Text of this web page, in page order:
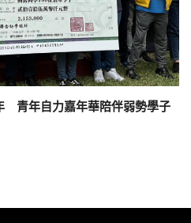
青年自力嘉年華陪伴弱勢學子